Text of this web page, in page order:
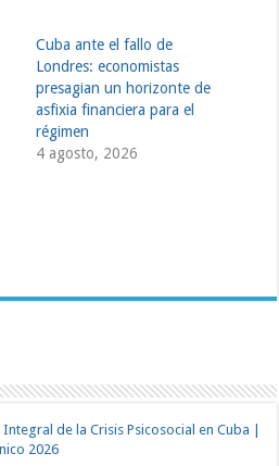
Cuba ante el fallo de
Londres: economistas
presagian un horizonte de
asfixia financiera para el
régimen
4 agosto, 2026
de la Crisis Psicosocial en Cuba |
2026